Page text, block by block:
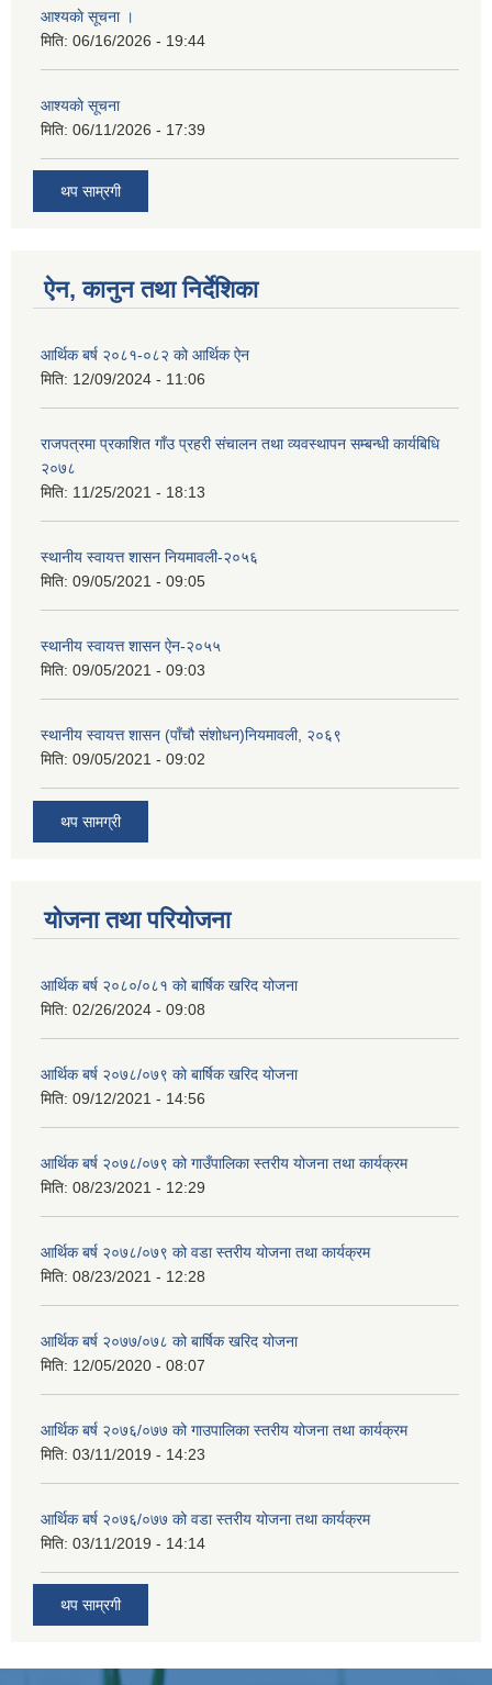
आश्यकाे सूचना ।
मिति: 06/16/2026 - 19:44
आश्यकाे सूचना
मिति: 06/11/2026 - 17:39
थप साम्रगी
ऐन, कानुन तथा निर्देशिका
आर्थिक बर्ष २०८१-०८२ को आर्थिक ऐन
मिति: 12/09/2024 - 11:06
राजपत्रमा प्रकाशित गाँउ प्रहरी संचालन तथा व्यवस्थापन सम्बन्धी कार्यबिधि
२०७८
मिति: 11/25/2021 - 18:13
स्थानीय स्वायत्त शासन नियमावली-२०५६
मिति: 09/05/2021 - 09:05
स्थानीय स्वायत्त शासन ए‍ेन-२०५५
मिति: 09/05/2021 - 09:03
स्थानीय स्वायत्त शासन (पाँचौ संशोधन)नियमावली, २०६९
मिति: 09/05/2021 - 09:02
थप सामग्री
योजना तथा परियोजना
आर्थिक बर्ष २०८०/०८१ को बार्षिक खरिद योजना
मिति: 02/26/2024 - 09:08
आर्थिक बर्ष २०७८/०७९ को बार्षिक खरिद योजना
मिति: 09/12/2021 - 14:56
आर्थिक बर्ष २०७८/०७९ को गाउँपालिका स्तरीय योजना तथा कार्यक्रम
मिति: 08/23/2021 - 12:29
आर्थिक बर्ष २०७८/०७९ को वडा स्तरीय योजना तथा कार्यक्रम
मिति: 08/23/2021 - 12:28
आर्थिक बर्ष २०७७/०७८ को बार्षिक खरिद योजना
मिति: 12/05/2020 - 08:07
आर्थिक बर्ष २०७६/०७७ को गाउपालिका स्तरीय योजना तथा कार्यक्रम
मिति: 03/11/2019 - 14:23
आर्थिक बर्ष २०७६/०७७ को वडा स्तरीय योजना तथा कार्यक्रम
मिति: 03/11/2019 - 14:14
थप साम्रगी